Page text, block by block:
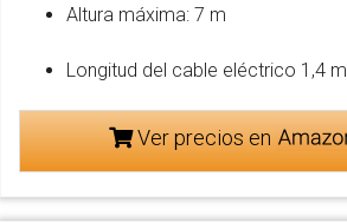
Altura máxima: 7 m
Longitud del cable eléctrico 1,4 m
Ver precios en